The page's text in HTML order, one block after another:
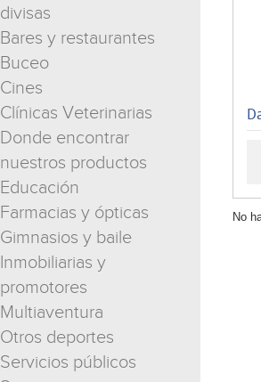
divisas
Bares y restaurantes
Buceo
Cines
Clínicas Veterinarias
Donde encontrar
nuestros productos
Educación
Farmacias y ópticas
Gimnasios y baile
Inmobiliarias y
promotores
Multiaventura
Otros deportes
Servicios públicos
No